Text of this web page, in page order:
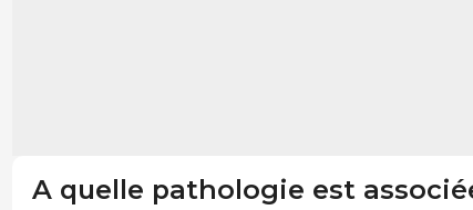
A quelle pathologie est